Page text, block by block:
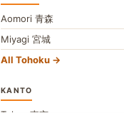
Aomori 青森
Miyagi 宮城
All Tohoku
KANTO